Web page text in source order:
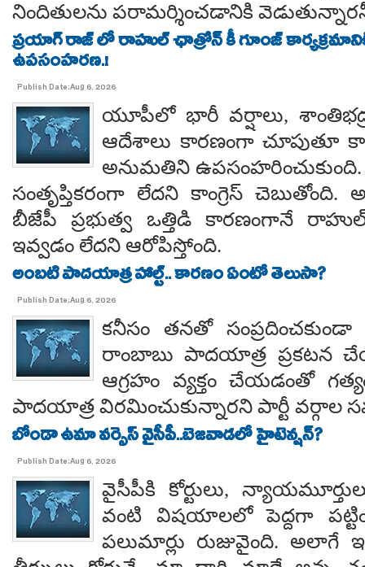
నిందితులను పరామర్శించడానికి
ప్రయాగ్ రాజ్ లో రాహుల్ ఛాత్రోన్ కీ గూంజ్
ఉపసంహరణ.!
Publish Date:Aug 6, 2026
యూపీలో భారీ వర్షాలు,
ఆదేశాలు కారణంగా చూపుతూ
అనుమతిని
సంతృప్తికరంగా లేదని కాంగ్రెస్ చెబుతోంది.
బీజేపీ ప్రభుత్వ ఒత్తిడి కారణంగానే
ఇవ్వడం లేదని ఆరోపిస్తోంది.
అంబటి పాదయాత్ర హాల్ట్.. కారణం ఏంటో తెలుసా?
Publish Date:Aug 6, 2026
కనీసం తనతో సంప్రదించకుండా
రాంబాబు పాదయాత్ర ప్రకటన
ఆగ్రహం వ్యక్తం చేయడంతో
పాదయాత్ర విరమించుకున్నారని పార్టీ వర్గాల
బోండా ఉమా వర్సెస్ వైసీపీ..బెజవాడలో హైటెన్షన్?
Publish Date:Aug 6, 2026
వైసీపీకి కోర్టులు,
వంటి విషయాలలో పెద్దగా
పలుమార్లు రుజువైంది. అలాగే